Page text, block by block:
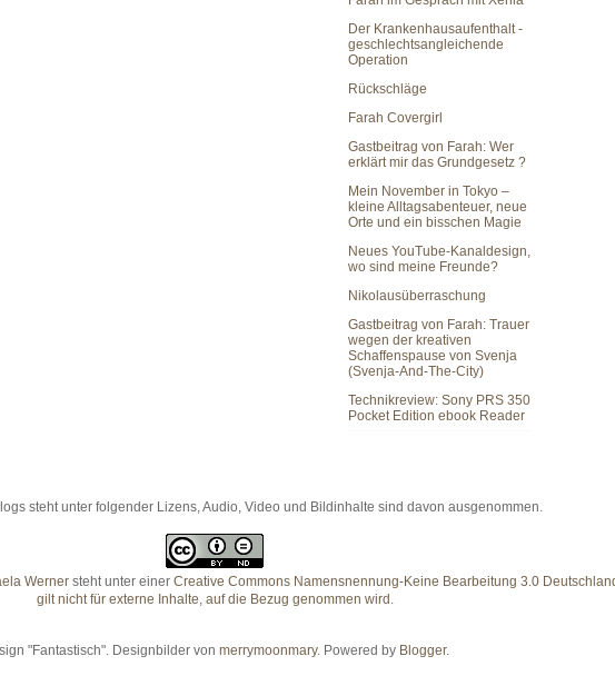
Der Krankenhausaufenthalt -
geschlechtsangleichende
Operation
Rückschläge
Farah Covergirl
Gastbeitrag von Farah: Wer
erklärt mir das Grundgesetz ?
Mein November in Tokyo –
kleine Alltagsabenteuer, neue
Orte und ein bisschen Magie
Neues YouTube-Kanaldesign,
wo sind meine Freunde?
Nikolausüberraschung
Gastbeitrag von Farah: Trauer
wegen der kreativen
Schaffenspause von Svenja
(Svenja-And-The-City)
Technikreview: Sony PRS 350
Pocket Edition ebook Reader
steht unter folgender Lizens, Audio, Video und Bildinhalte sind davon ausgenommen.
Werner steht unter einer Creative Commons Namensnennung-Keine Bearbeitung 3.0
gilt nicht für externe Inhalte, auf die Bezug genommen wird
"Fantastisch". Designbilder von merrymoonmary. Powered by Blogger.